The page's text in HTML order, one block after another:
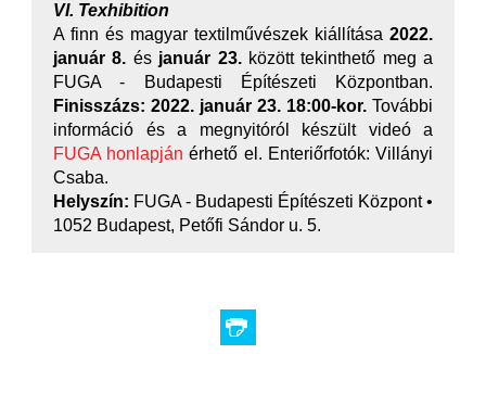
VI. Texhibition
A finn és magyar textilművészek kiállítása 2022.
január 8. és január 23. között tekinthető meg a
FUGA - Budapesti Építészeti Központban.
Finisszázs: 2022. január 23. 18:00-kor. További
információ és a megnyitóról készült videó a
FUGA honlapján érhető el. Enteriőrfotók: Villányi
Csaba.
Helyszín: FUGA - Budapesti Építészeti Központ •
1052 Budapest, Petőfi Sándor u. 5.